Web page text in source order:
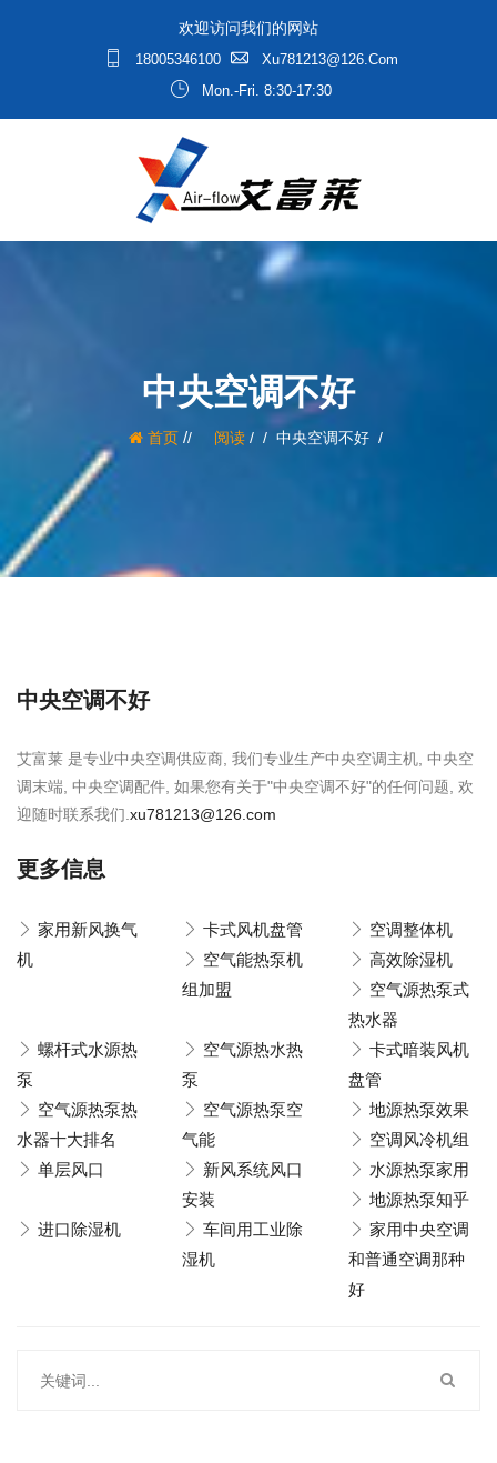
欢迎访问我们的网站
18005346100
Xu781213@126.com
Mon.-Fri. 8:30-17:30
中央空调不好
首页/ 阅读/ 中央空调不好
中央空调不好
艾富莱 是专业中央空调供应商, 我们专业生产中央空调主机, 中央空
调末端, 中央空调配件, 如果您有关于"中央空调不好"的任何问题, 欢
迎随时联系我们. xu781213@126.com
更多信息
家用新风换气
机
卡式风机盘管
空调整体机
空气能热泵机
组加盟
高效除湿机
空气源热泵式
热水器
螺杆式水源热
泵
空气源热水热
泵
卡式暗装风机
盘管
空气源热泵热
水器十大排名
空气源热泵空
气能
地源热泵效果
空调风冷机组
单层风口
新风系统风口
安装
水源热泵家用
地源热泵知乎
进口除湿机
车间用工业除
湿机
家用中央空调
和普通空调那种
好